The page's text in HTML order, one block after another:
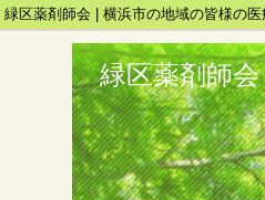
緑区薬剤師会 | 横浜市の地域の皆様の
緑区薬剤師